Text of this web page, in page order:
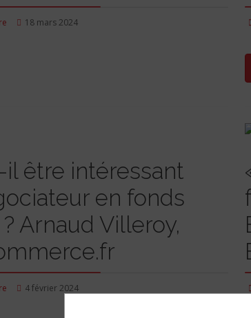
18 mars 2024
être intéressant
en fonds
Arnaud Villeroy,
4 février 2024